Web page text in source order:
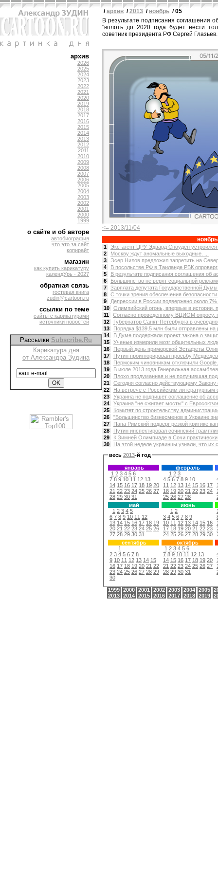
архив
2026
2025
2024
2023
2022
2021
2020
2019
2018
2017
2016
2015
2014
2013
2012
2011
2010
2009
2008
2007
2006
2005
2004
2003
2002
2001
2000
1999
о сайте и об авторе
автобиография
что это за сайт
копирайт
магазин
как купить карикатуру
календУрь - 2027
обратная связь
гостевая книга
zudin@cartoon.ru
ссылки по теме
сайты с карикатурами
источники новостей
Рассылки Subscribe.Ru
Карикатура дня
от Александра Зудина
/архив /2013 / ноябрь / 05
В результате подписания соглашения
"вплоть до 2020 года будет нести
советник президента РФ Сергей Глазьев.
<= 2013/11/04
1
Экс-агент ЦРУ Эдвард Сноуден
2
Москву ждут аномальные выходные. ...
3
Эсер Нилов предложил запретить на
4
В посольстве РФ в Таиланде РБК
5
В результате подписания соглашения об
6
Большинство не верят социальной
7
Зарплата депутата Государственной
8
С точки зрения обеспечения
9
Депрессии в России подвержено около
10
Олимпийский огонь, впервые в истории,
11
Согласно проведенному ВЦИОМ опросу,
12
Губернатор Санкт-Петербурга в
13
Порядка $139,5 млн были отправлены на
14
В Думе поддержали проект закона о
15
Ученые измерили мозг общительных
16
Первый день приморской Эстафеты
17
Путин проигнорировал просьбу
18
Пермским чиновникам отключили
19
В июле 2013 года Генеральная
20
Плохо продуманная и не получившая
21
Сегодня согласно действующему
22
На встрече с Российским литературным
23
Украина не подпишет соглашение об
24
Украина "не сжигает мосты" с
25
Комитет по строительству
26
"Большинство бизнесменов в Украине
27
Папа Римский подверг резкой критике
28
Путин инспектировал сочинский
29
К Зимней Олимпиаде в Сочи практически
30
На этой неделе украинцы узнали, что их
весь 2013-й год
январь
1 2 3 4 5 6
7 8 9 10 11 12 13
14 15 16 17 18 19 20
21 22 23 24 25 26 27
28 29 30 31
февраль
1 2 3
4 5 6 7 8 9 10
11 12 13 14 15 16 17
18 19 20 21 22 23 24
25 26 27 28
май
1 2 3 4 5
6 7 8 9 10 11 12
13 14 15 16 17 18 19
20 21 22 23 24 25 26
27 28 29 30 31
июнь
1 2
3 4 5 6 7 8 9
10 11 12 13 14 15 16
17 18 19 20 21 22 23
24 25 26 27 28 29 30
сентябрь
1
2 3 4 5 6 7 8
9 10 11 12 13 14 15
16 17 18 19 20 21 22
23 24 25 26 27 28 29
30
октябрь
1 2 3 4 5 6
7 8 9 10 11 12 13
14 15 16 17 18 19 20
21 22 23 24 25 26 27
28 29 30 31
1999 2000 2001 2002 2003 2004 2005
2013 2014 2015 2016 2017 2018 2019